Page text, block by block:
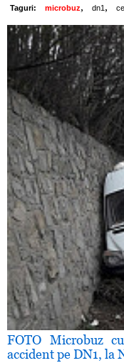
Taguri: microbuz, dn1 ,
FOTO Microbuz
accident pe DN1, la